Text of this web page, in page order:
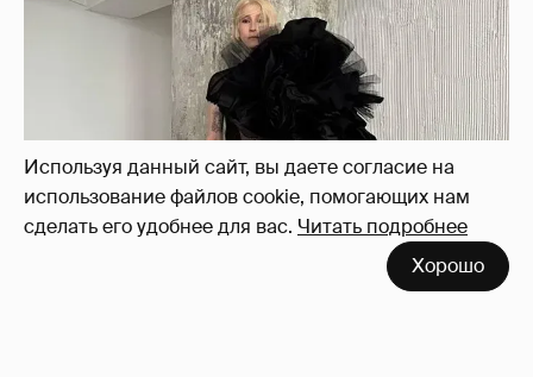
Используя данный сайт, вы даете согласие на
использование файлов cookie, помогающих нам
сделать его удобнее для вас. Читать подробнее
Хорошо